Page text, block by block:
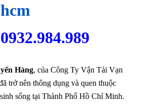
Hàng, của Công Ty Vận Tải Vạn
trở nên thông dụng và quen thuộc
sống tại Thành Phố Hồ Chí Minh.